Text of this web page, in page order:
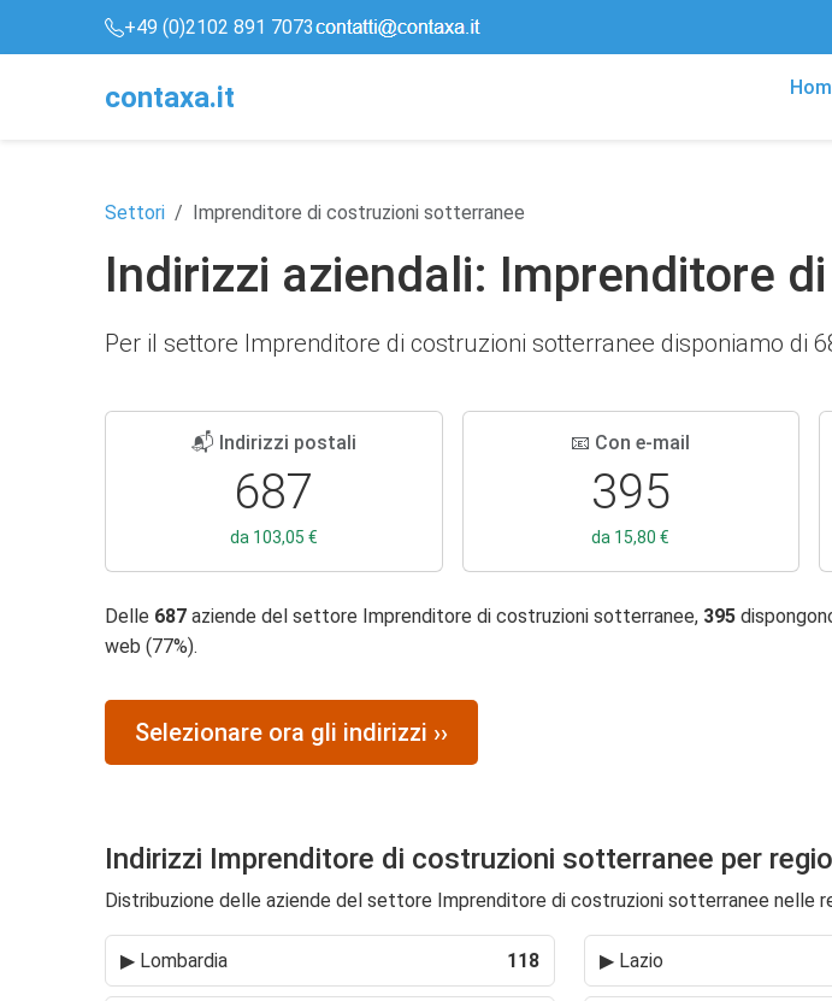
+49 (0)2102 891 7073
contaxa.it
Settori Imprenditore di costruzioni sotterranee
Indirizzi aziendali: Imprenditore
Per il settore Imprenditore di costruzioni sotterranee disponiamo di
📬 Indirizzi postali
687
da 103,05 €
📧 Con e-mail
395
da 15,80 €
Delle 687 aziende del settore Imprenditore di costruzioni sotterranee, 395
web (77%).
Selezionare ora gli indirizzi ››
Indirizzi Imprenditore di costruzioni sotterranee per
Distribuzione delle aziende del settore Imprenditore di costruzioni sotterranee nelle
▶ Lombardia 118 ▶ Lazio